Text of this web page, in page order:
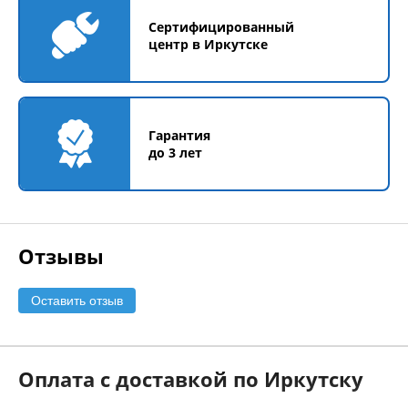
Сертифицированный
центр в Иркутске
Гарантия
до 3 лет
Отзывы
Оставить отзыв
Оплата с доставкой по Иркутску